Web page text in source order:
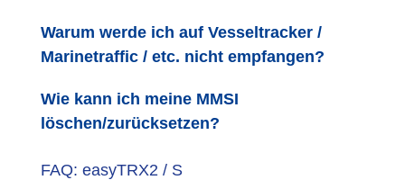
Warum werde ich auf Vesseltracker /
Marinetraffic / etc. nicht empfangen?
Wie kann ich meine MMSI
löschen/zurücksetzen?
FAQ: easyTRX2 / S